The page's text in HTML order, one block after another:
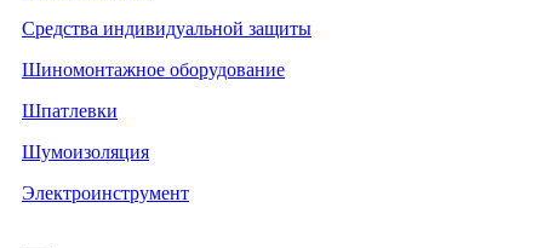
Средства индивидуальной защиты
Шиномонтажное оборудование
Шпатлевки
Шумоизоляция
Электроинструмент